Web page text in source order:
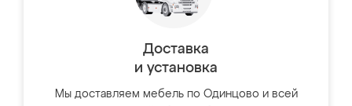
Доставка
и установка
Мы доставляем мебель по Одинцово и всей